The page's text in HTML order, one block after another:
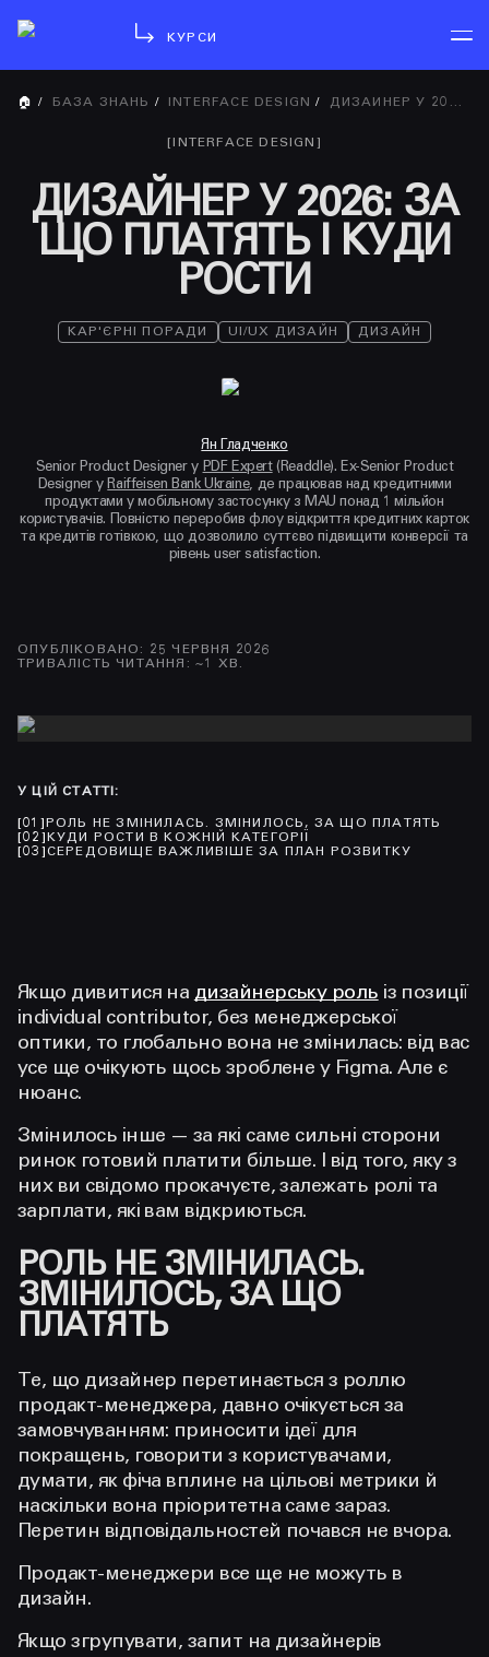
КУРСИ
🏠 / БАЗА ЗНАНЬ / INTERFACE DESIGN / ДИЗАЙНЕР У 2026: ЗА ЩО ПЛАТЯТЬ І КУДИ РОСТИ
[ INTERFACE DESIGN ]
ДИЗАЙНЕР У 2026: ЗА
ЩО ПЛАТЯТЬ І КУДИ
РОСТИ
КАР'ЄРНІ ПОРАДИ UI/UX ДИЗАЙН ДИЗАЙН
Ян Гладченко
Senior Product Designer у PDF Expert(Readdle). Ex-Senior Product
Designer уRaiffeisen Bank Ukraine, де працював над кредитними
продуктами у мобільному застосунку з MAU понад 1 мільйон
користувачів. Повністю переробив флоу відкриття кредитних карток
та кредитів готівкою, що дозволило суттєво підвищити конверсії та
рівень user satisfaction.
ОПУБЛІКОВАНО :
25 ЧЕРВНЯ 2026
ТРИВАЛІСТЬ ЧИТАННЯ : ~1 ХВ.
У ЦІЙ СТАТТІ:
[01 ] РОЛЬ НЕ ЗМІНИЛАСЬ. ЗМІНИЛОСЬ, ЗА ЩО ПЛАТЯТЬ
[02 ] КУДИ РОСТИ В КОЖНІЙ КАТЕГОРІЇ
[03 ]СЕРЕДОВИЩЕ ВАЖЛИВІШЕ ЗА ПЛАН РОЗВИТКУ
Якщо дивитися на дизайнерську роль із позиції
individual contributor, без менеджерської
оптики, то глобально вона не змінилась: від вас
усе ще очікують щось зроблене у Figma. Але є
нюанс.
Змінилось інше — за які саме сильні сторони
ринок готовий платити більше. І від того, яку з
них ви свідомо прокачуєте, залежать ролі та
зарплати, які вам відкриються.
РОЛЬ НЕ ЗМІНИЛАСЬ.
ЗМІНИЛОСЬ, ЗА ЩО
ПЛАТЯТЬ
Те, що дизайнер перетинається з роллю
продакт-менеджера, давно очікується за
замовчуванням: приносити ідеї для
покращень, говорити з користувачами,
думати, як фіча вплине на цільові метрики й
наскільки вона пріоритетна саме зараз.
Перетин відповідальностей почався не вчора.
Продакт-менеджери все ще не можуть в
дизайн.
Якщо згрупувати, запит на дизайнерів